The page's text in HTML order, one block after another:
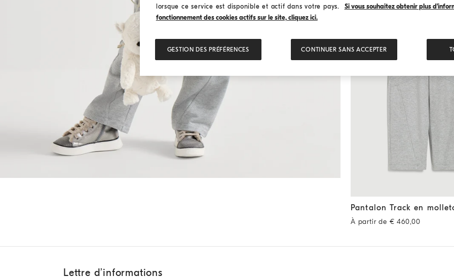
Pantalon Track en molleton
Pantalon Track en
À partir de € 460,00
Lettre d’informations
lorsque ce service est disponible et actif dans votre pays.
Si vous souhaitez obtenir plus
fonctionnement des cookies actifs sur le site, cliquez ici.
GESTION DES PRÉFÉRENCES CONTINUER SANS ACCEPTER